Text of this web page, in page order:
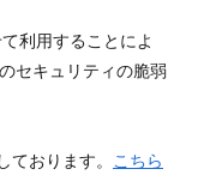
利用することによ
セキュリティの脆弱
おります。 こちら